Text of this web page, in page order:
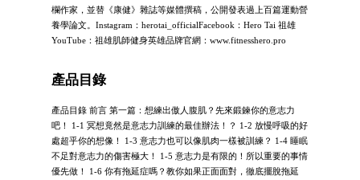
欄作家，並替《康健》雜誌等媒體撰稿，公開發表過上百篇運動營
養學論文。Instagram：herotai_officialFacebook：Hero Tai 祖雄
YouTube：祖雄肌師健身英雄品牌官網：www.fitnesshero.pro
產品目錄
產品目錄 前言 第一篇：想練出傲人腹肌？先來鍛鍊你的意志力
吧！ 1-1 冥想竟然是意志力訓練的最佳辦法！？ 1-2 放慢呼吸的好
處超乎你的想像！ 1-3 意志力也可以像肌肉一樣被訓練？ 1-4 睡眠
不足對意志力的傷害極大！ 1-5 意志力是有限的！所以重要的事情
優先做！ 1-6 你有拖延症嗎？教你如果正面面對，徹底擺脫拖延